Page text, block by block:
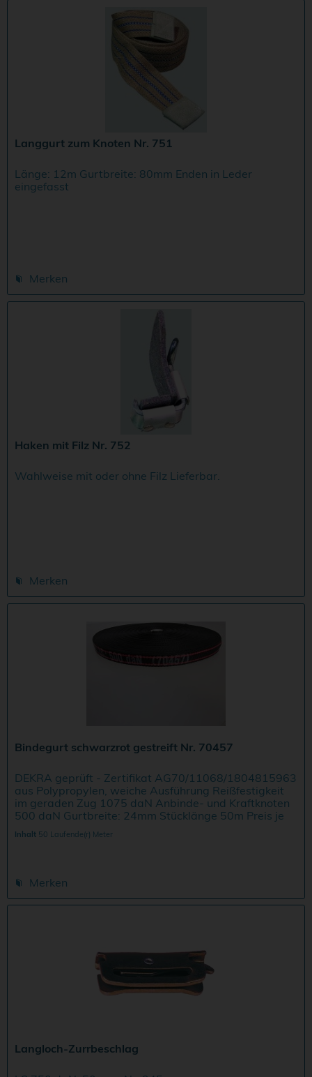
Langgurt zum Knoten Nr. 751
Länge: 12m Gurtbreite: 80mm Enden in Leder
eingefasst
Merken
Haken mit Filz Nr. 752
Wahlweise mit oder ohne Filz Lieferbar.
Merken
Bindegurt schwarzrot gestreift Nr. 70457
DEKRA geprüft - Zertifikat AG70/11068/1804815963
aus Polypropylen, weiche Ausführung Reißfestigkeit
im geraden Zug 1075 daN Anbinde- und Kraftknoten
500 daN Gurtbreite: 24mm Stücklänge 50m Preis je
lfd.M.
Inhalt 50 Laufende(r) Meter
Merken
Langloch-Zurrbeschlag